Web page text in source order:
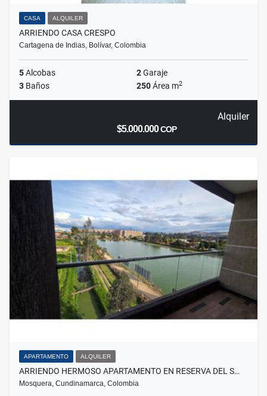
CASA ALQUILER
ARRIENDO CASA CRESPO
Cartagena de Indias, Bolívar, Colombia
5Alcobas 2Garaje
3 Baños 250Área m2
Alquiler
$5.000.000COP
APARTAMENTO ALQUILER
ARRIENDO HERMOSO APARTAMENTO EN RESERVA DEL S…
Mosquera, Cundinamarca, Colombia